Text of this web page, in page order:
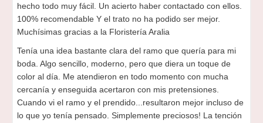
hecho todo muy fácil. Un acierto haber contactado con ellos.
100% recomendable Y el trato no ha podido ser mejor.
Muchísimas gracias a la Floristería Aralia
Tenía una idea bastante clara del ramo que quería para mi
boda. Algo sencillo, moderno, pero que diera un toque de
color al día. Me atendieron en todo momento con mucha
cercanía y enseguida acertaron con mis pretensiones.
Cuando vi el ramo y el prendido...resultaron mejor incluso de
lo que yo tenía pensado. Simplemente preciosos! La tención